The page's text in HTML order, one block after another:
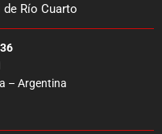
Río Cuarto
– Argentina